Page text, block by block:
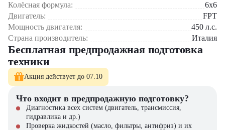
Проходимость
позволяет работать в любых
условиях, включая
Экономичность
оптимизированный расход
Комфорт
современными системами
безопасности и
эргономичным интерьером
Колёсная формула:
6x6
Двигатель:
FPT
Мощность двигателя:
450 л.с.
Страна производитель:
Италия
Бесплатная предпродажная подготовка
техники
Акция действует до 07.10
Что входит в предпродажную подготовку?
Диагностика всех систем (двигатель, трансмиссия,
гидравлика и др.)
Проверка жидкостей (масло, фильтры, антифриз) и их